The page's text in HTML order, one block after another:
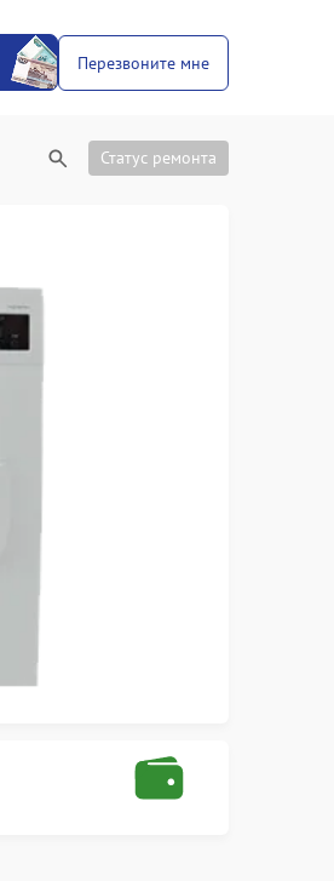
Перезвоните мне
Статус ремонта